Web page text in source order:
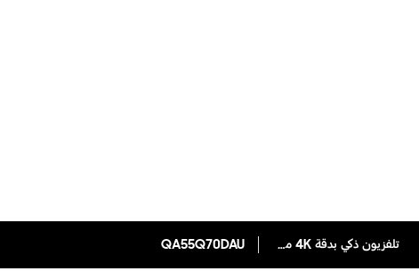
تلفزيون ذكي بدقة 4K من سلسلة QLED Q70D بحجم 55 بوصة [2024] QA55Q70DAU